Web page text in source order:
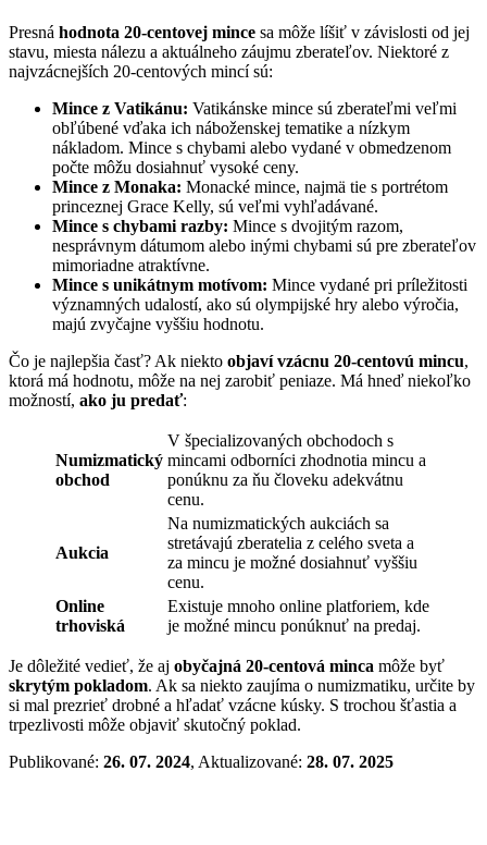
Presná hodnota 20-centovej mince sa môže líšiť v závislosti od jej
stavu, miesta nálezu a aktuálneho záujmu zberateľov. Niektoré z
najvzácnejších 20-centových mincí sú:
Mince z Vatikánu: Vatikánske mince sú zberateľmi veľmi
obľúbené vďaka ich náboženskej tematike a nízkym
nákladom. Mince s chybami alebo vydané v obmedzenom
počte môžu dosiahnuť vysoké ceny.
Mince z Monaka: Monacké mince, najmä tie s portrétom
princeznej Grace Kelly, sú veľmi vyhľadávané.
Mince s chybami razby: Mince s dvojitým razom,
nesprávnym dátumom alebo inými chybami sú pre zberateľov
mimoriadne atraktívne.
Mince s unikátnym motívom: Mince vydané pri príležitosti
významných udalostí, ako sú olympijské hry alebo výročia,
majú zvyčajne vyššiu hodnotu.
Čo je najlepšia časť? Ak niekto objaví vzácnu 20-centovú mincu,
ktorá má hodnotu, môže na nej zarobiť peniaze. Má hneď niekoľko
možností, ako ju predať:
Numizmatický
obchod
V špecializovaných obchodoch s
mincami odborníci zhodnotia mincu a
ponúknu za ňu človeku adekvátnu
cenu.
Aukcia
Na numizmatických aukciách sa
stretávajú zberatelia z celého sveta a
za mincu je možné dosiahnuť vyššiu
cenu.
Online
trhoviská
Existuje mnoho online platforiem, kde
je možné mincu ponúknuť na predaj.
Je dôležité vedieť, že aj obyčajná 20-centová minca môže byť
skrytým pokladom. Ak sa niekto zaujíma o numizmatiku, určite by
si mal prezrieť drobné a hľadať vzácne kúsky. S trochou šťastia a
trpezlivosti môže objaviť skutočný poklad.
Publikované: 26. 07. 2024, Aktualizované: 28. 07. 2025